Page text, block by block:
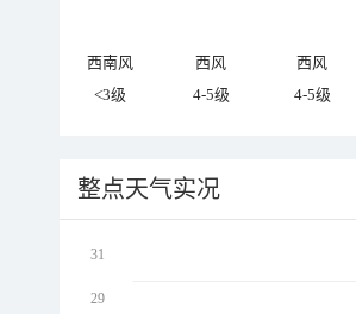
西南风 西风 西风
<3级
4-5级 4-5级
整点天气实况
31
29